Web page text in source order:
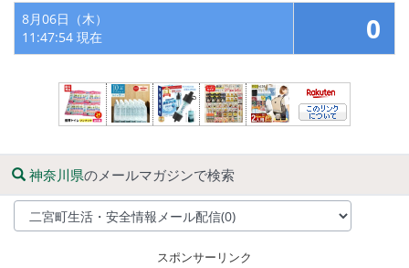
8月06日（木）
11:47:54 現在
0
神奈川県のメールマガジンで検索
スポンサーリンク